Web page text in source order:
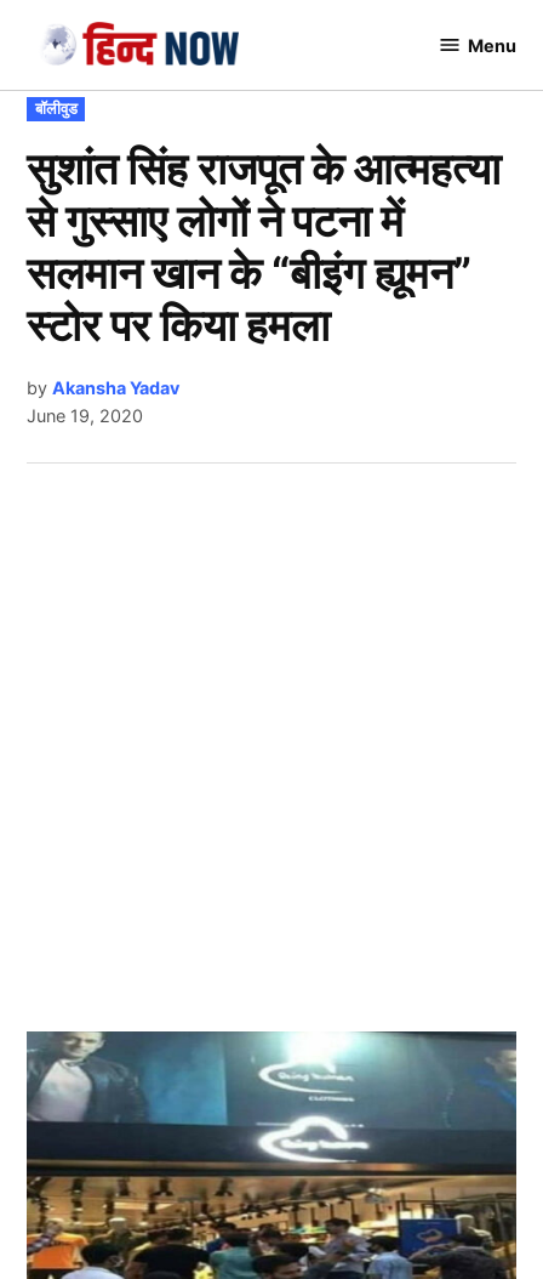
content
Menu
POSTED
IN
बॉलीवुड
सुशांत सिंह राजपूत के आत्महत्या
से गुस्साए लोगों ने पटना में
सलमान खान के “बीइंग ह्यूमन”
स्टोर पर किया हमला
by Akansha Yadav
June 19, 2020